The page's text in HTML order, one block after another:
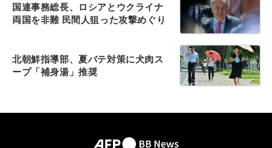
国連事務総長、ロシアとウクライナ
両国を非難 民間人狙った攻撃めぐり
北朝鮮指導部、夏バテ対策に犬肉ス
ープ「補身湯」推奨